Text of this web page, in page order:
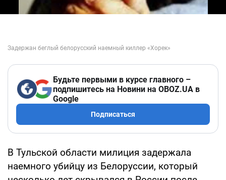
Будьте первыми в курсе главного –
подпишитесь на Новини на OBOZ.UA в
Google
Подписаться
В Тульской области милиция задержала
наемного убийцу из Белоруссии, который